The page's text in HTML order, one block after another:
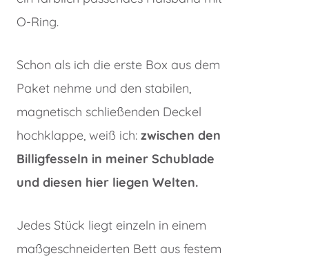
O-Ring.
Schon als ich die erste Box aus dem
Paket nehme und den stabilen,
magnetisch schließenden Deckel
hochklappe, weiß ich: zwischen den
Billigfesseln in meiner Schublade
und diesen hier liegen Welten.
Jedes Stück liegt einzeln in einem
maßgeschneiderten Bett aus festem